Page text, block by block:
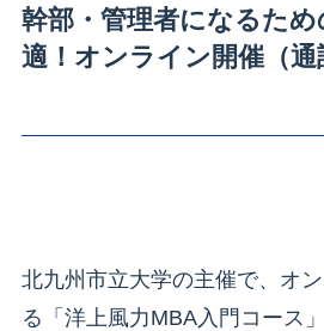
幹部・管理者になるた
適！オンライン開催（通
北九州市立大学の主催で、オ
る「洋上風力MBA入門コース